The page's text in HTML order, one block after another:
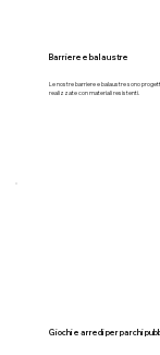
Barriere e balaustre
Le nostre barriere e balaustre sono
realizzate con materiali resistenti.
Giochi e arredi per parchi